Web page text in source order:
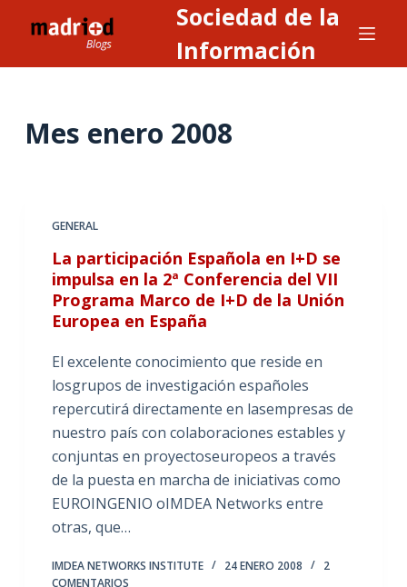
l
Sociedad de la
Información
Mes enero 2008
GENERAL
La participación Española en I+D se
impulsa en la 2ª Conferencia del VII
Programa Marco de I+D de la Unión
Europea en España
El excelente conocimiento que reside en
losgrupos de investigación españoles
repercutirá directamente en lasempresas de
nuestro país con colaboraciones estables y
conjuntas en proyectoseuropeos a través
de la puesta en marcha de iniciativas como
EUROINGENIO oIMDEA Networks entre
otras, que…
IMDEA NETWORKS INSTITUTE 24 ENERO 2008
2
COMENTARIOS